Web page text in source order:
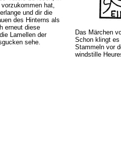
hat,
und dir die
des Hinterns als
erneut diese
Lamellen der
sehe.
Das Märchen
Schon klingt es
Stammeln vor
windstille